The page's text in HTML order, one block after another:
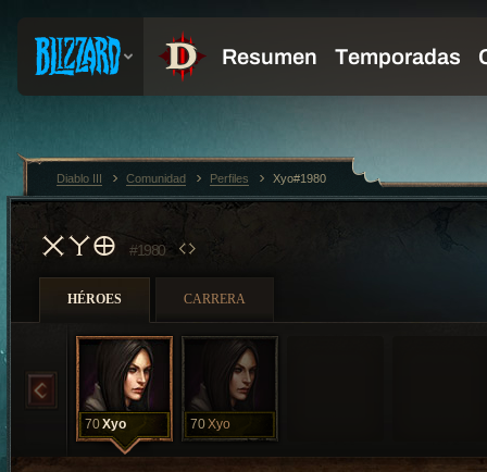
XYO #1980
HÉROES CARRERA
70Xyo 70Xyo
Diablo III Comunidad Perfiles Xyo#1980